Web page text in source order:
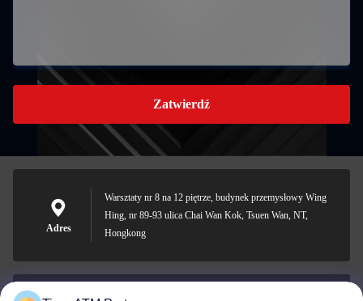
Zatwierdź
Adres
Warsztaty nr 8 na 12 piętrze, budynek przemysłowy Wing
Hing, nr 89-93 ulica Chai Wan Kok, Tsuen Wan, NT,
Hongkong